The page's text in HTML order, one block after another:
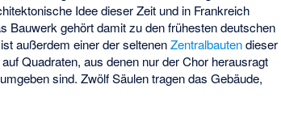
Idee dieser Zeit und in Frankreich
Bauwerk gehört damit zu den frühesten deutschen
außerdem einer der seltenenZentralbautendieser
Quadraten, aus denen nur der Chor herausragt
sind. Zwölf Säulen tragen das Gebäude,